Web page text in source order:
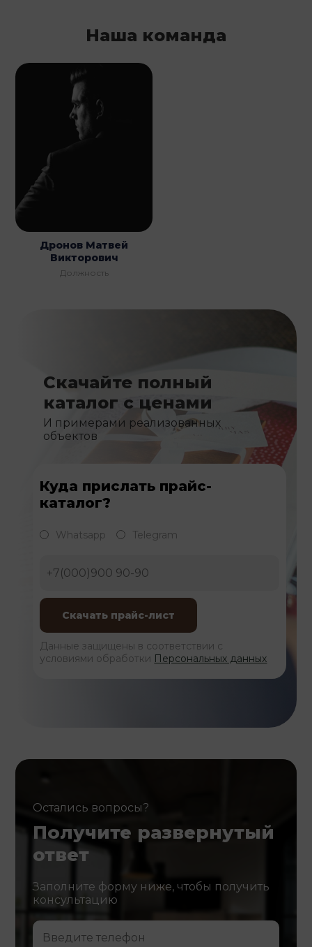
Наша команда
Дронов Матвей
Викторович
Должность
Скачайте полный
каталог с ценами
И примерами реализованных
объектов
Куда прислать прайс-
каталог?
Whatsapp Telegram
Данные защищены в соответствии с
условиями обработки Персональных данных
Остались вопросы?
Получите развернутый
ответ
Заполните форму ниже, чтобы получить
консультацию